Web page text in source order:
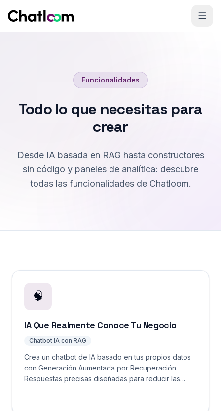
Funcionalidades
Todo lo que necesitas para
crear
Desde IA basada en RAG hasta constructores
sin código y paneles de analítica: descubre
todas las funcionalidades de Chatloom.
🧠
IA Que Realmente Conoce Tu Negocio
Chatbot IA con RAG
Crea un chatbot de IA basado en tus propios datos
con Generación Aumentada por Recuperación.
Respuestas precisas diseñadas para reducir las